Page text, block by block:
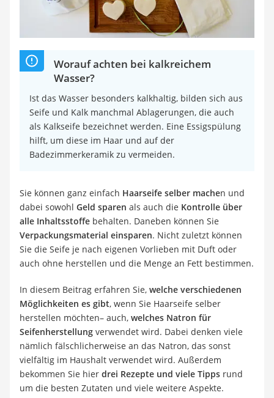
Worauf achten bei kalkreichem
Wasser?
Ist das Wasser besonders kalkhaltig, bilden sich aus
Seife und Kalk manchmal Ablagerungen, die auch
als Kalkseife bezeichnet werden. Eine Essigspülung
hilft, um diese im Haar und auf der
Badezimmerkeramik zu vermeiden.
Sie können ganz einfach Haarseife selber machen und
dabei sowohl Geld sparen als auch die Kontrolle über
alle Inhaltsstoffe behalten. Daneben können Sie
Verpackungsmaterial einsparen. Nicht zuletzt können
Sie die Seife je nach eigenen Vorlieben mit Duft oder
auch ohne herstellen und die Menge an Fett bestimmen.
In diesem Beitrag erfahren Sie, welche verschiedenen
Möglichkeiten es gibt, wenn Sie Haarseife selber
herstellen möchten– auch, welches Natron für
Seifenherstellung verwendet wird. Dabei denken viele
nämlich fälschlicherweise an das Natron, das sonst
vielfältig im Haushalt verwendet wird. Außerdem
bekommen Sie hier drei Rezepte und viele Tipps rund
um die besten Zutaten und viele weitere Aspekte.